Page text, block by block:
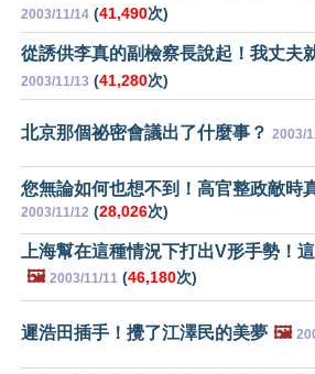
2003/11/14 (41,490次)
從誘供李真的副檢察長說起！我丈夫
2003/11/13 (41,280次)
北京那個祕密會議出了什麼事？ 2003/
您無論如何也想不到！高官整政敵時
2003/11/12 (28,026次)
上海幫在這種情況下打出V形手勢！
🖼️ 2003/11/11 (46,180次)
遲浩田插手！攪了江澤民的美夢 🖼️